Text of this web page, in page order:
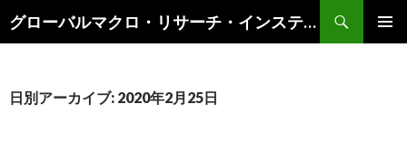
グローバルマクロ・リサーチ・インスティテュート
索
ン
日別アーカイブ: 2020年2月25日